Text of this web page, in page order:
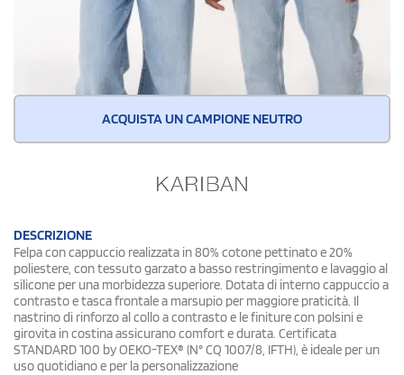
ACQUISTA UN CAMPIONE NEUTRO
DESCRIZIONE
Felpa con cappuccio realizzata in 80% cotone pettinato e 20%
poliestere, con tessuto garzato a basso restringimento e lavaggio al
silicone per una morbidezza superiore. Dotata di interno cappuccio a
contrasto e tasca frontale a marsupio per maggiore praticità. Il
nastrino di rinforzo al collo a contrasto e le finiture con polsini e
girovita in costina assicurano comfort e durata. Certificata
STANDARD 100 by OEKO-TEX® (N° CQ 1007/8, IFTH), è ideale per un
uso quotidiano e per la personalizzazione